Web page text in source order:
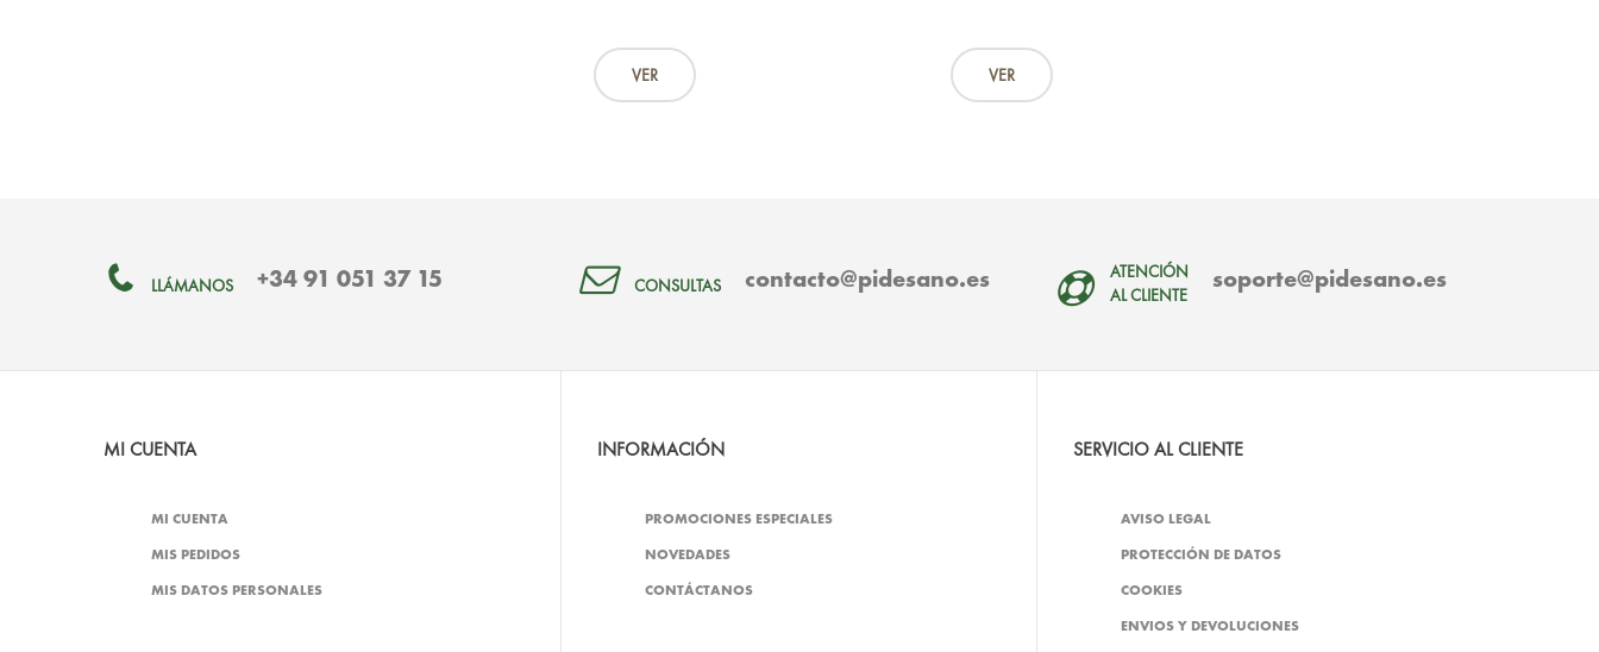
VER VER
LLÁMANOS +34 91 051 37 15 CONSULTAS contacto@pidesano.es
ATENCIÓN
AL CLIENTE
soporte@pidesano.es
MI CUENTA
MI CUENTA
MIS PEDIDOS
MIS DATOS PERSONALES
INFORMACIÓN
PROMOCIONES ESPECIALES
NOVEDADES
CONTÁCTANOS
SERVICIO AL CLIENTE
AVISO LEGAL
PROTECCIÓN DE DATOS
COOKIES
ENVIOS Y DEVOLUCIONES